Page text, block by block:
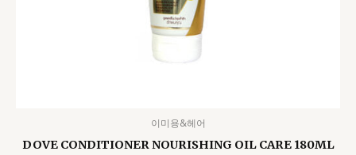
이미용&헤어
DOVE CONDITIONER NOURISHING OIL CARE 180ML